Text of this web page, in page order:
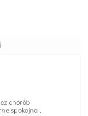
chorôb
spokojna .